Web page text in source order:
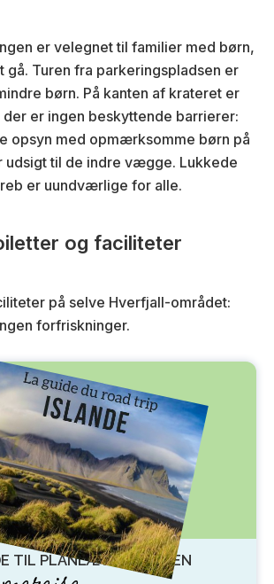
er velegnet til familier med børn,
gå. Turen fra parkeringspladsen er
børn. På kanten af krateret er
er ingen beskyttende barrierer:
opsyn med opmærksomme børn på
udsigt til de indre vægge. Lukkede
er uundværlige for alle.
og faciliteter
på selve Hverfjall-området:
forfriskninger.
TIL PLANLÆGNING AF EN